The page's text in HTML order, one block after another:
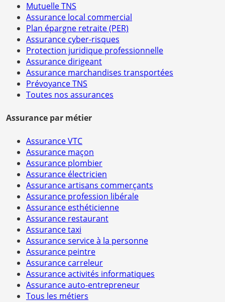
Mutuelle TNS
Assurance local commercial
Plan épargne retraite (PER)
Assurance cyber-risques
Protection juridique professionnelle
Assurance dirigeant
Assurance marchandises transportées
Prévoyance TNS
Toutes nos assurances
Assurance par métier
Assurance VTC
Assurance maçon
Assurance plombier
Assurance électricien
Assurance artisans commerçants
Assurance profession libérale
Assurance esthéticienne
Assurance restaurant
Assurance taxi
Assurance service à la personne
Assurance peintre
Assurance carreleur
Assurance activités informatiques
Assurance auto-entrepreneur
Tous les métiers